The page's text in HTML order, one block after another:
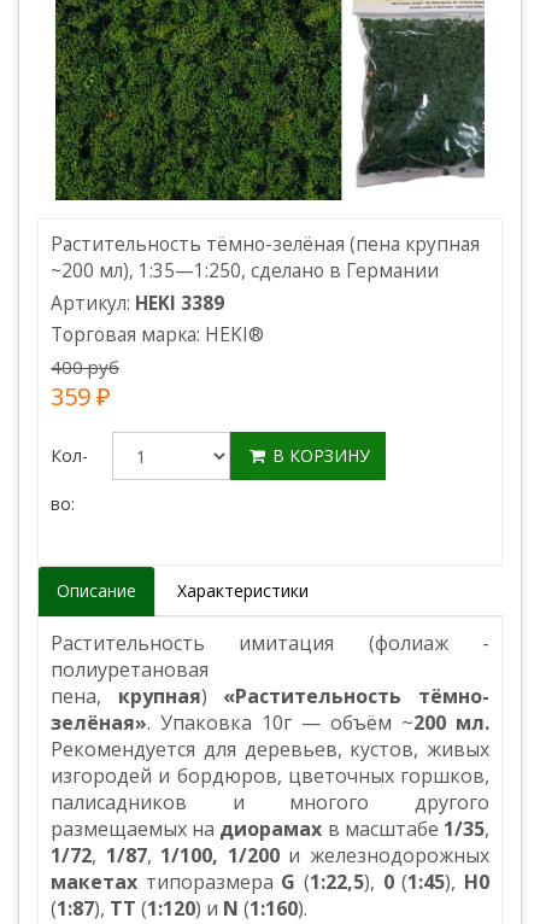
Растительность тёмно-зелёная (пена крупная
~200 мл), 1:35—1:250, сделано в Германии
Артикул: HEKI 3389
Торговая марка: HEKI®
400 руб
359 ₽
Кол-
во:
В КОРЗИНУ
Описание Характеристики
Растительность имитация (фолиаж -
полиуретановая
пена, крупная) «Растительность тёмно-
зелёная». Упаковка 10г — объём ~200 мл.
Рекомендуется для деревьев, кустов, живых
изгородей и бордюров, цветочных горшков,
палисадников и многого другого
размещаемых на диорамах в масштабе 1/35,
1/72, 1/87, 1/100, 1/200и железнодорожных
макетах типоразмера G (1:22,5), 0(1:45), H0
(1:87), TT (1:120) и N (1:160).